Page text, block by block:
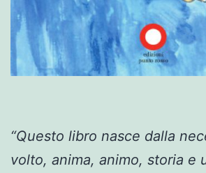
“Questo libro nasce dalla
volto, anima, animo, storia e